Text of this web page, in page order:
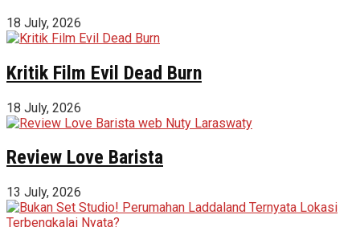
18 July, 2026
Kritik Film Evil Dead Burn
18 July, 2026
Review Love Barista
13 July, 2026